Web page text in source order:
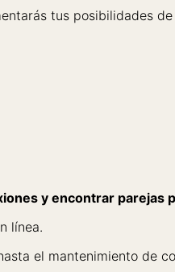
tus posibilidades
y encontrar parejas
línea.
el mantenimiento de